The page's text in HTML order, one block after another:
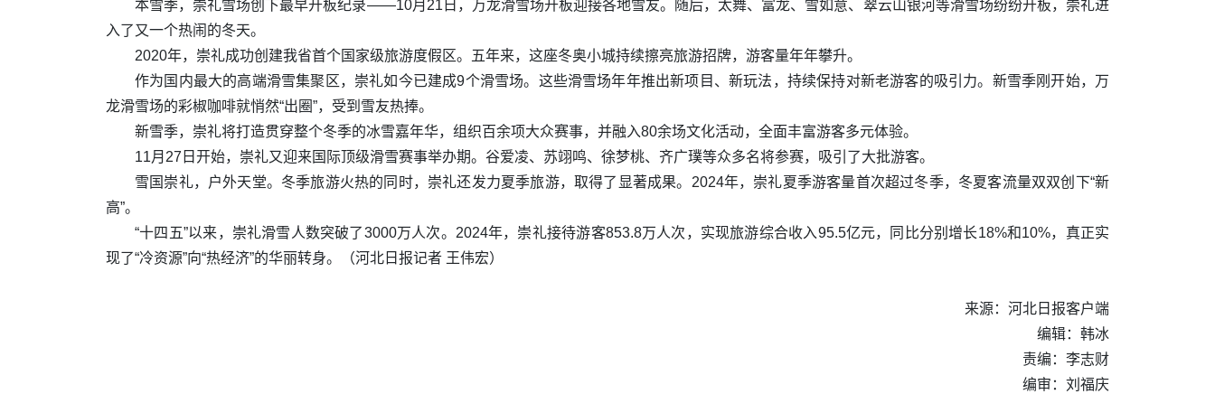
本雪季，崇礼雪场创下最早开板纪录——10月21日，万龙滑雪场开板迎接各地雪友。随后，太舞、富龙、雪如意、翠云山银河等滑雪场纷纷开板，崇礼进
入了又一个热闹的冬天。
2020年，崇礼成功创建我省首个国家级旅游度假区。五年来，这座冬奥小城持续擦亮旅游招牌，游客量年年攀升。
作为国内最大的高端滑雪集聚区，崇礼如今已建成9个滑雪场。这些滑雪场年年推出新项目、新玩法，持续保持对新老游客的吸引力。新雪季刚开始，万
龙滑雪场的彩椒咖啡就悄然“出圈”，受到雪友热捧。
新雪季，崇礼将打造贯穿整个冬季的冰雪嘉年华，组织百余项大众赛事，并融入80余场文化活动，全面丰富游客多元体验。
11月27日开始，崇礼又迎来国际顶级滑雪赛事举办期。谷爱凌、苏翊鸣、徐梦桃、齐广璞等众多名将参赛，吸引了大批游客。
雪国崇礼，户外天堂。冬季旅游火热的同时，崇礼还发力夏季旅游，取得了显著成果。2024年，崇礼夏季游客量首次超过冬季，冬夏客流量双双创下“新
高”。
“十四五”以来，崇礼滑雪人数突破了3000万人次。2024年，崇礼接待游客853.8万人次，实现旅游综合收入95.5亿元，同比分别增长18%和10%，真正实
现了“冷资源”向“热经济”的华丽转身。（河北日报记者 王伟宏）
来源：河北日报客户端
编辑：韩冰
责编：李志财
编审：刘福庆